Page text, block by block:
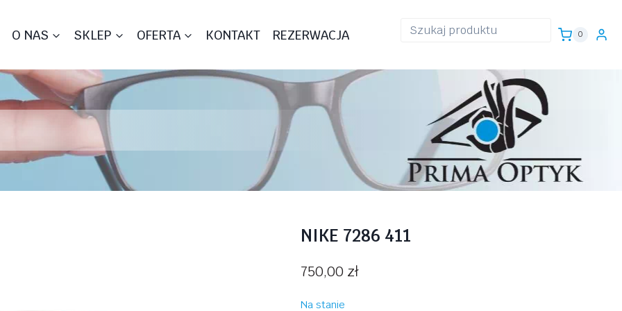
O NAS SKLEP OFERTA KONTAKT REZERWACJA 0
NIKE 7286 411
750,00 zł
Na stanie